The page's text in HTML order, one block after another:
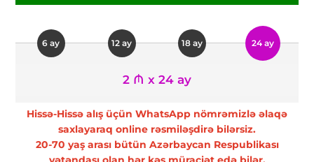
6 ay 12 ay 18 ay 24 ay
2 ₼ x 24 ay
Hissə-Hissə alış üçün WhatsApp nömrəmizlə əlaqə
saxlayaraq online rəsmiləşdirə bilərsiz.
20-70 yaş arası bütün Azərbaycan Respublikası